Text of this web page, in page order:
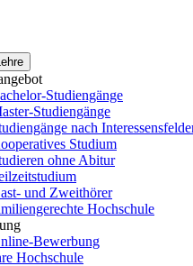
Studiengänge
Studiengänge
nach
Studium
ohne Abitur
und Zweithörer
Hochschule
Bewerbung
Hochschule